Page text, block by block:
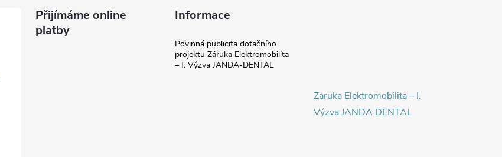
Přijímáme online
platby
Informace
Povinná publicita dotačního
projektu Záruka Elektromobilita
– I. Výzva JANDA-DENTAL
Záruka Elektromobilita – I.
Výzva JANDA DENTAL